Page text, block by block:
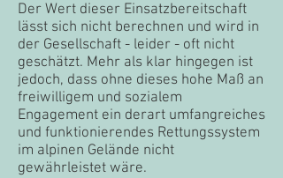
Der Wert dieser Einsatzbereitschaft
lässt sich nicht berechnen und wird in
der Gesellschaft - leider - oft nicht
geschätzt. Mehr als klar hingegen ist
jedoch, dass ohne dieses hohe Maß an
freiwilligem und sozialem
Engagement ein derart umfangreiches
und funktionierendes Rettungssystem
im alpinen Gelände nicht
gewährleistet wäre.